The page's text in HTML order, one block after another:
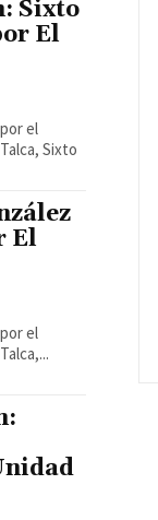
Sixto
El
el
Sixto
El
el